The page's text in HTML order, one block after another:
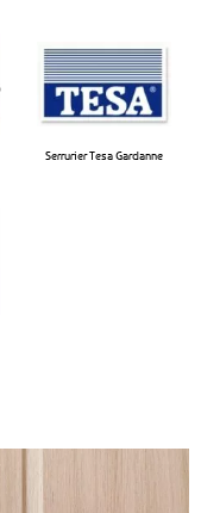
Serrurier Tesa Gardanne